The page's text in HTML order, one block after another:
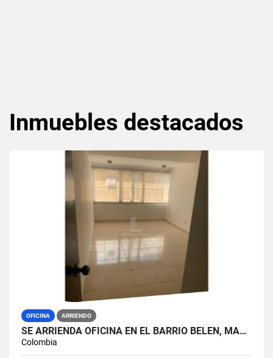
Inmuebles destacados
OFICINA ARRIENDO
SE ARRIENDA OFICINA EN EL BARRIO BELEN, MANIZALES.
Colombia